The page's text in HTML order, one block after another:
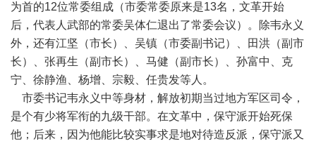
为首的12位常委组成（市委常委原来是13名，文革开始
后，代表人武部的常委吴体仁退出了常委会议）。除韦永义
外，还有江坚（市长）、吴镇（市委副书记）、田洪（副市
长）、张再生（副市长）、马健（副市长）、孙富中、克
宁、徐静渔、杨增、宗毅、任贵发等人。
市委书记韦永义中等身材，解放初期当过地方军区司令，
是个有少将军衔的九级干部。在文革中，保守派开始死保
他；后来，因为他能比较实事求是地对待造反派，保守派又